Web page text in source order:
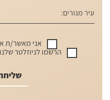
אני מאשר/ת
הרשמו לניוזלטר